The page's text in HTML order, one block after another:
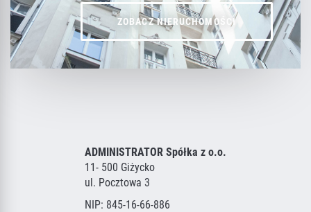
ZOBACZ NIERUCHOMOŚCI
ADMINISTRATOR Spółka z o.o.
11- 500 Giżycko
ul. Pocztowa 3
NIP: 845-16-66-886